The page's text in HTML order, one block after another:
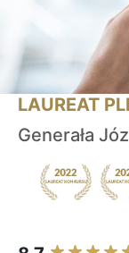
LAUREAT
Generała